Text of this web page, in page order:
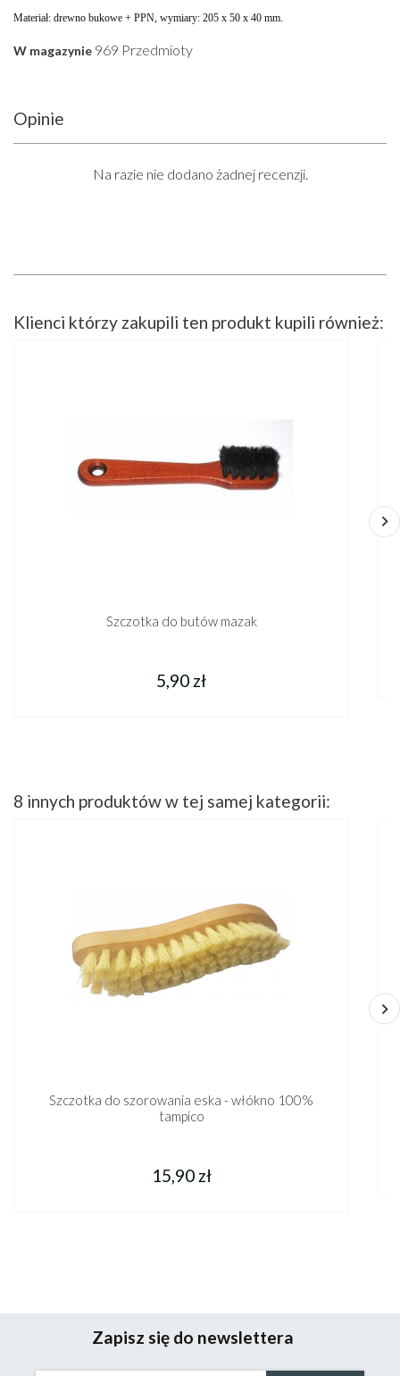
Materiał: drewno bukowe + PPN, wymiary: 205 x 50 x 40 mm.
W magazynie 969 Przedmioty
Opinie
Na razie nie dodano żadnej recenzji.
Klienci którzy zakupili ten produkt kupili również:
Szczotka do butów mazak
5,90 zł
8 innych produktów w tej samej kategorii:
Szczotka do szorowania eska - włókno 100%
tampico
15,90 zł
Zapisz się do newslettera